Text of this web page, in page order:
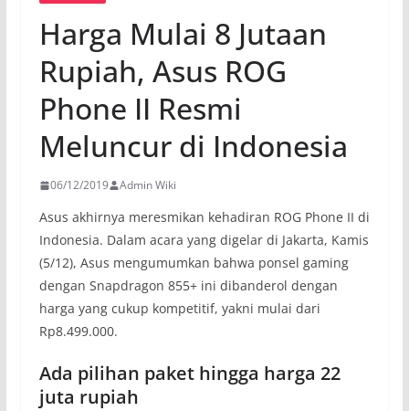
Harga Mulai 8 Jutaan
Rupiah, Asus ROG
Phone II Resmi
Meluncur di Indonesia
06/12/2019 Admin Wiki
Asus akhirnya meresmikan kehadiran ROG Phone II di
Indonesia. Dalam acara yang digelar di Jakarta, Kamis
(5/12), Asus mengumumkan bahwa ponsel gaming
dengan Snapdragon 855+ ini dibanderol dengan
harga yang cukup kompetitif, yakni mulai dari
Rp8.499.000.
Ada pilihan paket hingga harga 22
juta rupiah